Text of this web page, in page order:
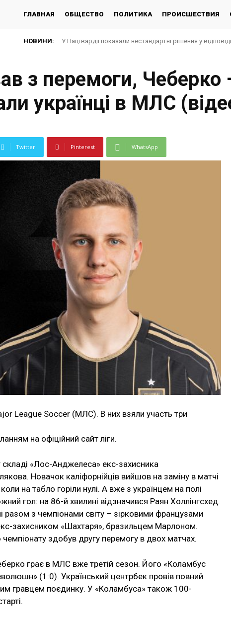
ГЛАВНАЯ ОБЩЕСТВО ПОЛИТИКА ПРОИСШЕСТВИЯ
НОВИНИ: У Нацгвардії показали нестандартні рішення у
з перемоги, Чеберко
українці в МЛС
Twitter Pinterest WhatsApp
League Soccer (МЛС). В них взяли участь три
на офіційний сайт ліги.
«Лос-Анджелеса» екс-захисника
Новачок каліфорнійців вийшов на заміну в матчі
на табло горіли нулі. А вже з українцем на полі
гол: на 86-й хвилині відзначився Раян Холлінгсхед.
з чемпіонами світу – зірковими французами
захисником «Шахтаря», бразильцем Марлоном.
здобув другу перемогу в двох матчах.
грає в МЛС вже третій сезон. Його «Коламбус
(1:0). Український центрбек провів повний
гравцем поєдинку. У «Коламбуса» також 100-